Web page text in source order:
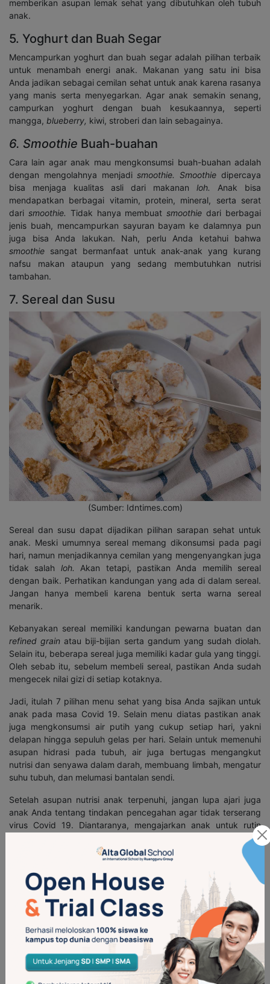
memberikan asupan lemak sehat yang dibutuhkan oleh tubuh
anak.
5. Yoghurt dan Buah Segar
Mencampurkan yoghurt dan buah segar adalah pilihan terbaik
untuk menambah energi anak. Makanan yang satu ini bisa
Anda jadikan sebagai cemilan sehat untuk anak karena rasanya
yang manis serta menyegarkan. Agar anak semakin senang,
campurkan yoghurt dengan buah kesukaannya, seperti
mangga, blueberry, kiwi, stroberi dan lain sebagainya.
6. Smoothie Buah-buahan
Cara lain agar anak mau mengkonsumsi buah-buahan adalah
dengan mengolahnya menjadismoothie. Smoothiedipercaya
bisa menjaga kualitas asli dari makanan loh. Anak bisa
mendapatkan berbagai vitamin, protein, mineral, serta serat
dari smoothie. Tidak hanya membuatsmoothiedari berbagai
jenis buah, mencampurkan sayuran bayam ke dalamnya pun
juga bisa Anda lakukan. Nah, perlu Anda ketahui bahwa
smoothie sangat bermanfaat untuk anak-anak yang kurang
nafsu makan ataupun yang sedang membutuhkan nutrisi
tambahan.
7. Sereal dan Susu
(Sumber: Idntimes.com)
Sereal dan susu dapat dijadikan pilihan sarapan sehat untuk
anak. Meski umumnya sereal memang dikonsumsi pada pagi
hari, namun menjadikannya cemilan yang mengenyangkan juga
tidak salah loh. Akan tetapi, pastikan Anda memilih sereal
dengan baik. Perhatikan kandungan yang ada di dalam sereal.
Jangan hanya membeli karena bentuk serta warna sereal
menarik.
Kebanyakan sereal memiliki kandungan pewarna buatan dan
refined grain atau biji-bijian serta gandum yang sudah diolah.
Selain itu, beberapa sereal juga memiliki kadar gula yang tinggi.
Oleh sebab itu, sebelum membeli sereal, pastikan Anda sudah
mengecek nilai gizi di setiap kotaknya.
Jadi, itulah 7 pilihan menu sehat yang bisa Anda sajikan untuk
anak pada masa Covid 19. Selain menu diatas pastikan anak
juga mengkonsumsi air putih yang cukup setiap hari, yakni
delapan hingga sepuluh gelas per hari. Selain untuk memenuhi
asupan hidrasi pada tubuh, air juga bertugas mengangkut
nutrisi dan senyawa dalam darah, membuang limbah, mengatur
suhu tubuh, dan melumasi bantalan sendi.
Setelah asupan nutrisi anak terpenuhi, jangan lupa ajari juga
anak Anda tentang tindakan pencegahan agar tidak terserang
virus Covid 19. Diantaranya, mengajarkan anak untuk rutin
mencuci tangan dengan sabun dan air mengalir, menjaga jarak
dengan orang sekitar, memakai masker dan juga berusaha
untuk tetap berada di rumah.
Nah, agar pendidikan anak tetap berjalan lancar di masa
pandemi Covid 19, maka sudah saatnya Anda mendaftarkan Ia
altaschool
. Alta School merupakan sekolah online khusus
untuk anak-anak di tingkat PAUD hingga SD. Sekolah yang
telah menggunakan metode belajar
blended learningini juga
memiliki banyak fasilitas belajar yang menarik. Diantaranya
Learning Kit, Live Teaching, Home-Based Project,Pendidikan
Karakter, dan masih banyak lagi.